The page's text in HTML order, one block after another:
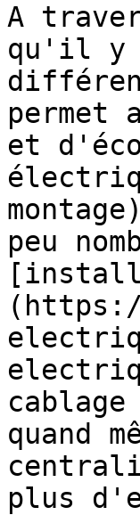
A
qu'il y
permet
et
peu
quand
plus